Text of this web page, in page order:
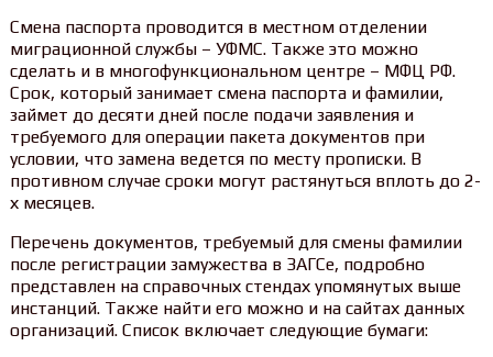
Смена паспорта проводится в местном отделении
миграционной службы – УФМС. Также это можно
сделать и в многофункциональном центре – МФЦ РФ.
Срок, который занимает смена паспорта и фамилии,
займет до десяти дней после подачи заявления и
требуемого для операции пакета документов при
условии, что замена ведется по месту прописки. В
противном случае сроки могут растянуться вплоть до 2-
х месяцев.
Перечень документов, требуемый для смены фамилии
после регистрации замужества в ЗАГСе, подробно
представлен на справочных стендах упомянутых выше
инстанций. Также найти его можно и на сайтах данных
организаций. Список включает следующие бумаги: